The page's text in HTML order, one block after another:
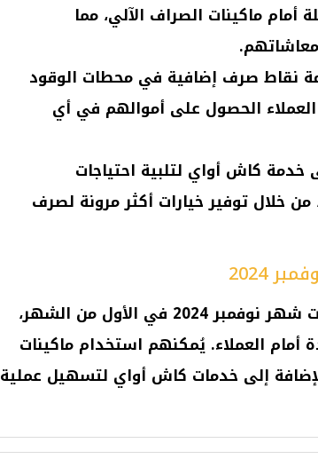
أمام ماكينات الصراف الآلي، مما
نقاط صرف إضافية في محطات الوقود
الحصول على أموالهم في أي
كاش أواي لتلبية احتياجات
خلال توفير خيارات أكثر مرونة لصرف
2024
نوفمبر 2024
في الأول من الشهر،
أمام العملاء. يُمكنهم استخدام ماكينات
إلى خدمات كاش أواي لتسهيل عملية